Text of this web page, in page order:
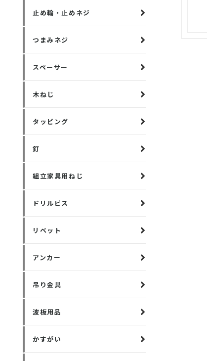
止め輪・止めネジ
つまみネジ
スペーサー
木ねじ
タッピング
釘
組立家具用ねじ
ドリルビス
リベット
アンカー
吊り金具
波板用品
かすがい